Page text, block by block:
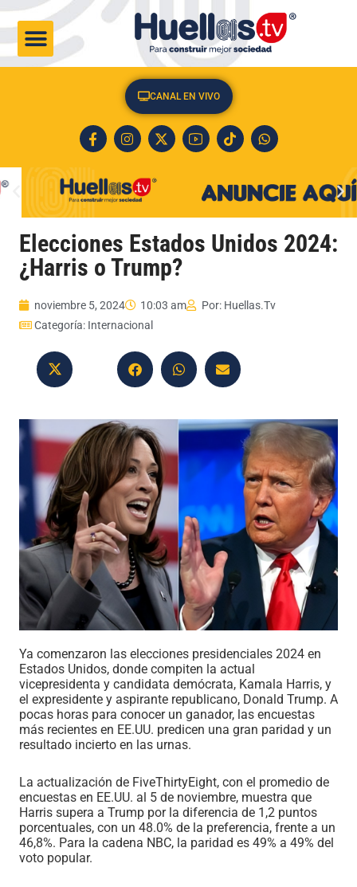
CANAL EN VIVO
Elecciones Estados Unidos 2024:
¿Harris o Trump?
noviembre 5, 2024 10:03 am Por: Huellas.Tv
Categoría: Internacional
Ya comenzaron las elecciones presidenciales 2024 en
Estados Unidos, donde compiten la actual
vicepresidenta y candidata demócrata, Kamala Harris, y
el expresidente y aspirante republicano, Donald Trump. A
pocas horas para conocer un ganador, las encuestas
más recientes en EE.UU. predicen una gran paridad y un
resultado incierto en las urnas.
La actualización de FiveThirtyEight, con el promedio de
encuestas en EE.UU. al 5 de noviembre, muestra que
Harris supera a Trump por la diferencia de 1,2 puntos
porcentuales, con un 48.0% de la preferencia, frente a un
46,8%. Para la cadena NBC, la paridad es 49% a 49% del
voto popular.